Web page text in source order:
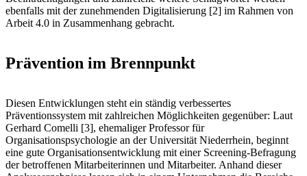
ebenfalls mit der zunehmenden Digitalisierung [2] im Rahmen von
Arbeit 4.0 in Zusammenhang gebracht.
Prävention im Brennpunkt
Diesen Entwicklungen steht ein ständig verbessertes
Präventionssystem mit zahlreichen Möglichkeiten gegenüber: Laut
Gerhard Comelli [3], ehemaliger Professor für
Organisationspsychologie an der Universität Niederrhein, beginnt
eine gute Organisationsentwicklung mit einer Screening-Befragung
der betroffenen Mitarbeiterinnen und Mitarbeiter. Anhand dieser